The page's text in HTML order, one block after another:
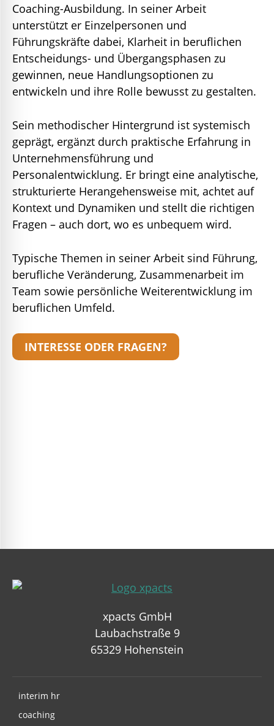
Coaching-Ausbildung. In seiner Arbeit
unterstützt er Einzelpersonen und
Führungskräfte dabei, Klarheit in beruflichen
Entscheidungs- und Übergangsphasen zu
gewinnen, neue Handlungsoptionen zu
entwickeln und ihre Rolle bewusst zu gestalten.
Sein methodischer Hintergrund ist systemisch
geprägt, ergänzt durch praktische Erfahrung in
Unternehmensführung und
Personalentwicklung. Er bringt eine analytische,
strukturierte Herangehensweise mit, achtet auf
Kontext und Dynamiken und stellt die richtigen
Fragen – auch dort, wo es unbequem wird.
Typische Themen in seiner Arbeit sind Führung,
berufliche Veränderung, Zusammenarbeit im
Team sowie persönliche Weiterentwicklung im
beruflichen Umfeld.
INTERESSE ODER FRAGEN?
Navigation
xpacts GmbH
Laubachstraße 9
65329 Hohenstein
interim hr
coaching